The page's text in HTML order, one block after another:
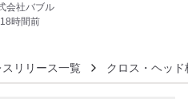
会社バブル
18時間前
リリース一覧 クロス・ヘッド